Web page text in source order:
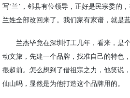
写‘兰’，邻县有位领导，正好是民宗委的
兰姓全部改回来了。我们家有家谱，就是
兰杰毕竟在深圳打工几年，看来，是
动文旅，先建一个品牌，找准自己的特色
很超前。怎么想到了借祖宗之力，他笑说
仙山吗，显然是为他打造这个品牌用的。